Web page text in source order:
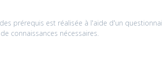
prérequis est réalisée à l'aide d'un
connaissances nécessaires.